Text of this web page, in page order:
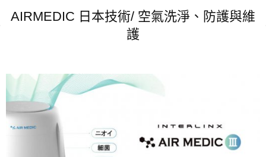
AIRMEDIC 日本技術/ 空氣洗淨、防護與維
護